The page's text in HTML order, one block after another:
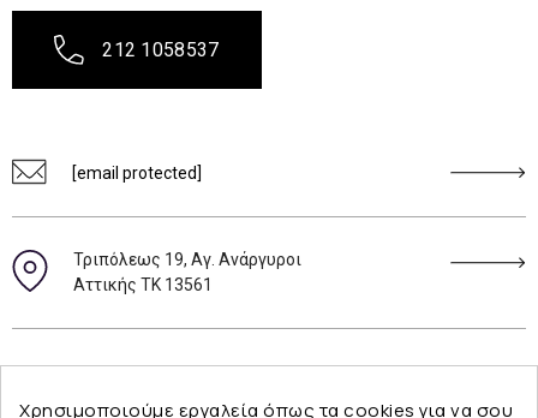
212 1058537
[email protected]
Τριπόλεως 19, Αγ. Ανάργυροι
Αττικής ΤΚ 13561
Χρησιμοποιούμε εργαλεία όπως τα cookies για να σου